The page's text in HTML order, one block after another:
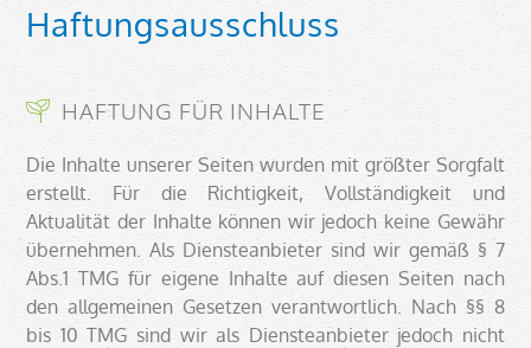
Haftungsausschluss
HAFTUNG FÜR INHALTE
Die Inhalte unserer Seiten wurden mit größter Sorgfalt
erstellt. Für die Richtigkeit, Vollständigkeit und
Aktualität der Inhalte können wir jedoch keine Gewähr
übernehmen. Als Diensteanbieter sind wir gemäß § 7
Abs.1 TMG für eigene Inhalte auf diesen Seiten nach
den allgemeinen Gesetzen verantwortlich. Nach §§ 8
bis 10 TMG sind wir als Diensteanbieter jedoch nicht